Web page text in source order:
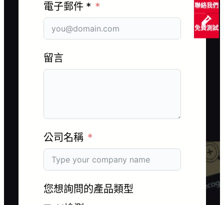
聯絡我們
免費測試
電子郵件 *
留言
公司名稱
您想詢問的產品類型